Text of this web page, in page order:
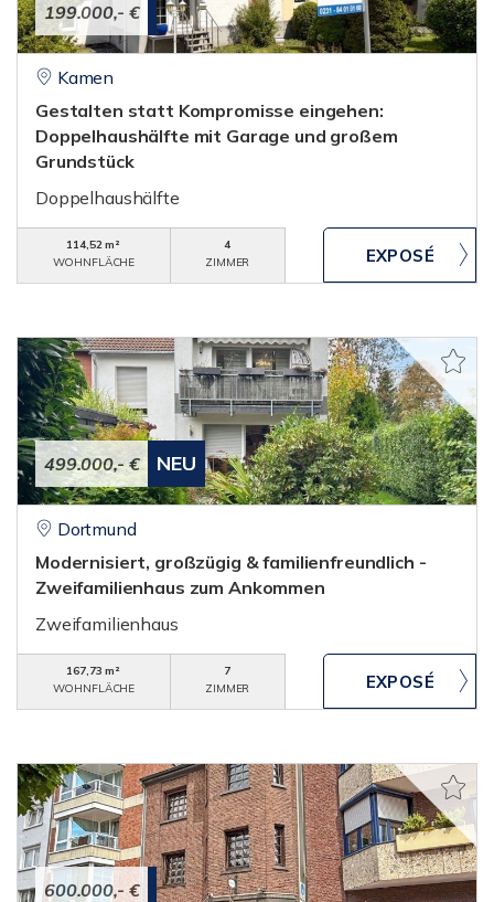
199.000,- €
Kamen
Gestalten statt Kompromisse eingehen:
Doppelhaushälfte mit Garage und großem
Grundstück
Doppelhaushälfte
114,52 m²
WOHNFLÄCHE
4
ZIMMER
499.000,- € NEU
Dortmund
Modernisiert, großzügig & familienfreundlich -
Zweifamilienhaus zum Ankommen
Zweifamilienhaus
167,73 m²
WOHNFLÄCHE
7
ZIMMER
600.000,- €